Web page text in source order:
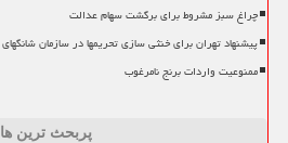
چراغ سبز مشروط برای برگشت سهام عدالت
پیشنهاد تهران برای خنثی سازی تحریمها در سازمان شانگهای
ممنوعیت واردات برنج نامرغوب
پربحث ترین ها